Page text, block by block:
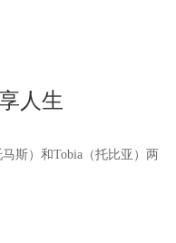
人生
斯）和Tobia（托比亚）两